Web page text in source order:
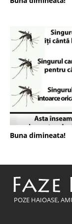
Buna dimineata!
POZE HAIOASE,